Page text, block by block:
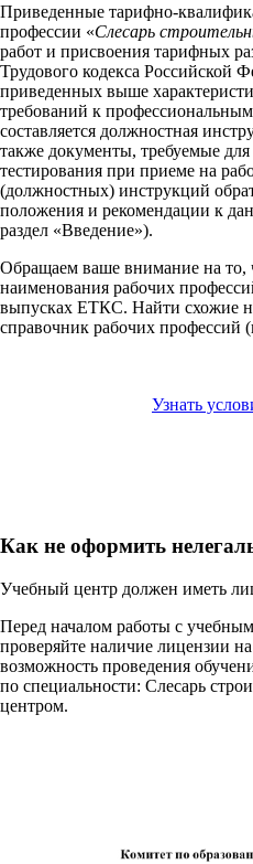
Приведенные тарифно-
профессии «Слесарь
работ и присвоения тарифных
Трудового кодекса Российской
приведенных выше
требований к
составляется должностная
также документы, требуемые
тестирования при приеме на
(должностных) инструкций
положения и рекомендации к
раздел «Введение»).
Обращаем ваше внимание на то,
наименования рабочих
выпусках ЕТКС. Найти схожие
справочник рабочих профессий
Узнать
Как не оформить
Учебный центр должен иметь
Перед началом работы с
проверяйте наличие лицензии
возможность проведения
по специальности: Слесарь
центром.